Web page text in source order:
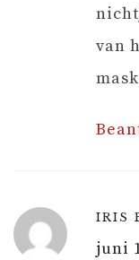
van
IRIS
juni